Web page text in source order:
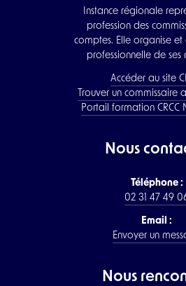
Instance régionale
profession des
comptes. Elle organise
professionnelle de ses
Accéder au site
Trouver un commissaire
Portail formation CRCC
Nous
Téléphone :
02 31 47 49
Email :
Envoyer un
Nous